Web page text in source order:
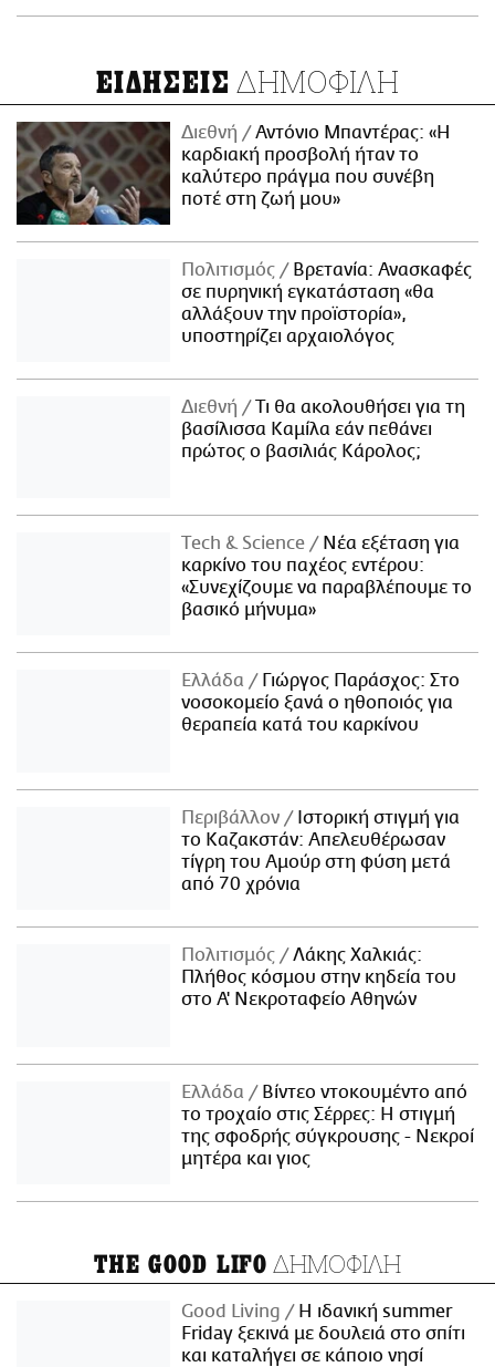
ΕΙΔΗΣΕΙΣ ΔΗΜΟΦΙΛΗ
Διεθνή
Αντόνιο Μπαντέρας: «Η
καρδιακή προσβολή ήταν το
καλύτερο πράγμα που συνέβη
ποτέ στη ζωή μου»
Πολιτισμός
Βρετανία: Ανασκαφές
σε πυρηνική εγκατάσταση «θα
αλλάξουν την προϊστορία»,
υποστηρίζει αρχαιολόγος
Διεθνή
Τι θα ακολουθήσει για τη
βασίλισσα Καμίλα εάν πεθάνει
πρώτος ο βασιλιάς Κάρολος;
Τech & Science
Νέα εξέταση για
καρκίνο του παχέος εντέρου:
«Συνεχίζουμε να παραβλέπουμε το
βασικό μήνυμα»
Ελλάδα
Γιώργος Παράσχος: Στο
νοσοκομείο ξανά ο ηθοποιός για
θεραπεία κατά του καρκίνου
Περιβάλλον
Ιστορική στιγμή για
το Καζακστάν: Απελευθέρωσαν
τίγρη του Αμούρ στη φύση μετά
από 70 χρόνια
Πολιτισμός
Λάκης Χαλκιάς:
Πλήθος κόσμου στην κηδεία του
στο Α' Νεκροταφείο Αθηνών
Ελλάδα
Βίντεο ντοκουμέντο από
το τροχαίο στις Σέρρες: Η στιγμή
της σφοδρής σύγκρουσης - Νεκροί
μητέρα και γιος
THE GOOD LIFO ΔΗΜΟΦΙΛΗ
Good Living
Η ιδανική summer
Friday ξεκινά με δουλειά στο σπίτι
και καταλήγει σε κάποιο νησί